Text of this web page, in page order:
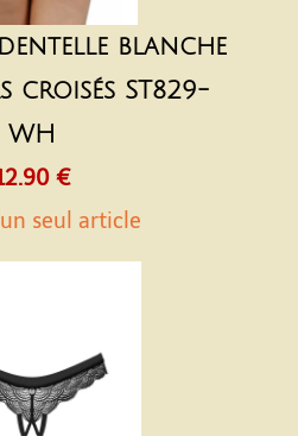
blanche
croisés ST829-
WH
€
seul article